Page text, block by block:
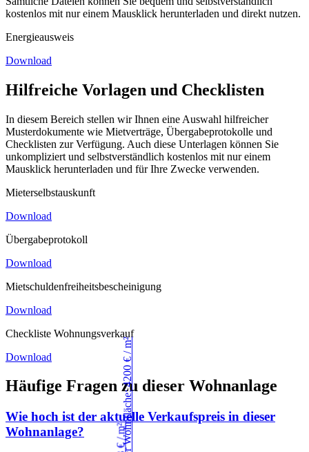
kostenlos mit nur einem Mausklick herunterladen und direkt nutzen.
Energieausweis
Download
Hilfreiche Vorlagen und Checklisten
In diesem Bereich stellen wir Ihnen eine Auswahl hilfreicher
Musterdokumente wie Mietverträge, Übergabeprotokolle und
Checklisten zur Verfügung. Auch diese Unterlagen können Sie
unkompliziert und selbstverständlich kostenlos mit nur einem
Mausklick herunterladen und für Ihre Zwecke verwenden.
Mieterselbstauskunft
Download
Übergabeprotokoll
Download
Mietschuldenfreiheitsbescheinigung
Download
Checkliste Wohnungsverkauf
Download
Häufige Fragen zu dieser Wohnanlage
Wie hoch ist der aktuelle Verkaufspreis in dieser
Wohnanlage?